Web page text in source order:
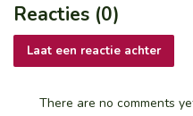
Reacties (0)
Laat een reactie achter
There are no comments